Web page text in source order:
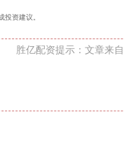
资建议。
胜亿配资提示：文章来